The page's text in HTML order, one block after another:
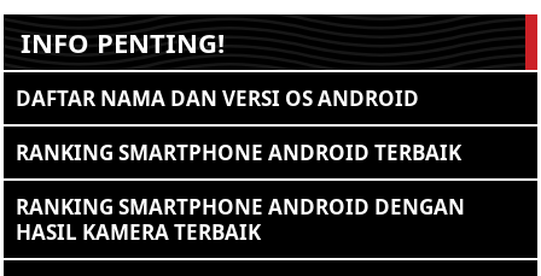
INFO PENTING!
DAFTAR NAMA DAN VERSI OS ANDROID
RANKING SMARTPHONE ANDROID TERBAIK
RANKING SMARTPHONE ANDROID DENGAN
HASIL KAMERA TERBAIK